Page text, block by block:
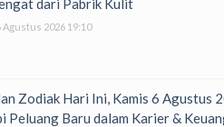
dari Pabrik Kulit
Agustus 2026 19:10
Zodiak Hari Ini, Kamis 6 Agustus
Peluang Baru dalam Karier &